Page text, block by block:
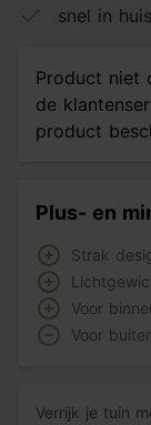
snel in
Product niet
de
product
Plus- en
Strak
Voor
Voor
Verrijk je tuin